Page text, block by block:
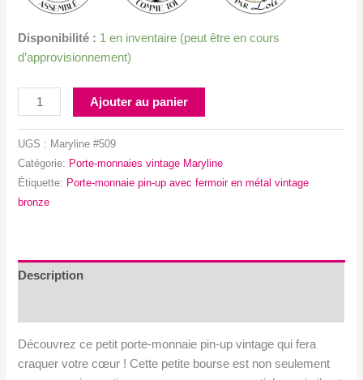
Disponibilité : 1 en inventaire (peut être en cours
d’approvisionnement)
quantité
de
pin-
métal
Ajouter au panier
UGS : Maryline #509
Catégorie: Porte-monnaies vintage Maryline
Étiquette: Porte-monnaie pin-up avec fermoir en métal vintage
bronze
Description
Découvrez ce petit porte-monnaie pin-up vintage qui fera
craquer votre cœur ! Cette petite bourse est non seulement